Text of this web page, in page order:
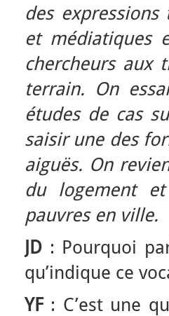
des
et médiatiques
chercheurs aux
terrain. On
études de cas
saisir une des
aiguës. On
du logement
pauvres en ville.
JD : Pourquoi
qu’indique ce
YF : C’est une